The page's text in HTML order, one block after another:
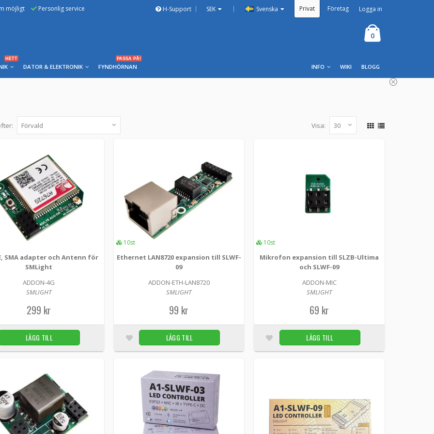
möjligt Personlig service H-Support SEK | Svenska Privat Företag Logga in
0
HETT
DATOR & ELEKTRONIK FYNDHÖRNAN
PASSA PÅ!
BLOGG
WIKI
INFO
Visa:
4G/LTE Add-On – mobil uppkopplingsmodul för SMLIGHT-hubbar och egna IoT-projekt SMLIGHT
4G/LTE Add-On är en högpresterande expansionsmodul som...
299 kr 8st
Ethernet LAN8720 expansion till SLWF-09
addon-eth-lan8720 - SMLIGHT
PoE-passthrough SMLIGHT Ethernet LAN8720 Add-On är en ko...
10st
Mikrofon expansion till SLZB-Ultima och SLWF-09
addon-mic -
Microphone ICS-43432 Add-On – digital I2S-ljudmodul för SMLIGHT-hubbar, LED-kontrollers och
egna embedded-projekt SMLIGHT ICS-43432 Add-On är e...
69 kr LÄGG TILL
10st
SMA adapter och Antenn för
SMLight
ADDON-4G
SMLIGHT
299 kr
LÄGG TILL
10st
Ethernet LAN8720 expansion till SLWF-
09
ADDON-ETH-LAN8720
SMLIGHT
99 kr
LÄGG TILL
10st
Mikrofon expansion till SLZB-Ultima
och SLWF-09
ADDON-MIC
SMLIGHT
69 kr
LÄGG TILL